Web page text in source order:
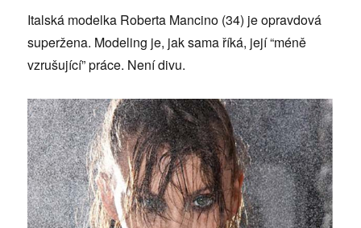
Italská modelka Roberta Mancino (34) je opravdová
superžena. Modeling je, jak sama říká, její “méně
vzrušující” práce. Není divu.